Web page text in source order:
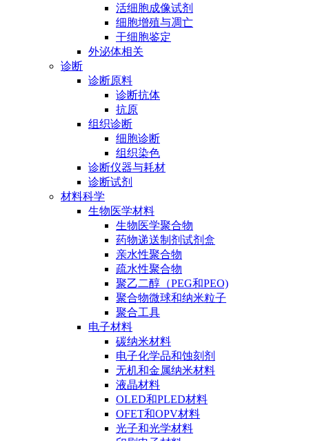
活细胞成像试剂
细胞增殖与凋亡
干细胞鉴定
外泌体相关
诊断
诊断原料
诊断抗体
抗原
组织诊断
细胞诊断
组织染色
诊断仪器与耗材
诊断试剂
材料科学
生物医学材料
生物医学聚合物
药物递送制剂试剂盒
亲水性聚合物
疏水性聚合物
聚乙二醇（PEG和PEO)
聚合物微球和纳米粒子
聚合工具
电子材料
碳纳米材料
电子化学品和蚀刻剂
无机和金属纳米材料
液晶材料
OLED和PLED材料
OFET和OPV材料
光子和光学材料